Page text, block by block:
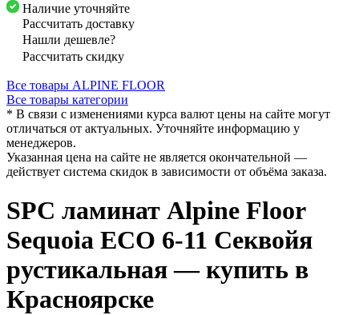
Наличие уточняйте
Рассчитать доставку
Нашли дешевле?
Рассчитать скидку
Все товары ALPINE FLOOR
Все товары категории
* В связи с изменениями курса валют цены на сайте могут
отличаться от актуальных. Уточняйте информацию у
менеджеров.
Указанная цена на сайте не является окончательной —
действует система скидок в зависимости от объёма заказа.
SPC ламинат Alpine Floor
Sequoia ECO 6-11 Секвойя
рустикальная — купить в
Красноярске